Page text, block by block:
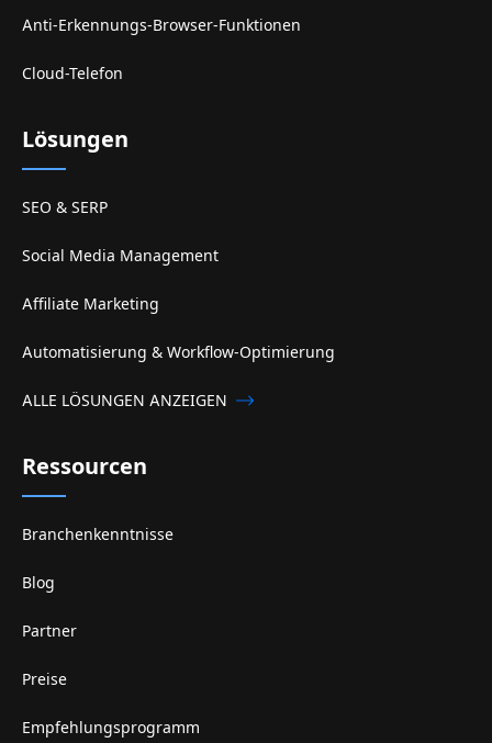
Anti-Erkennungs-Browser-Funktionen
Cloud-Telefon
Lösungen
SEO & SERP
Social Media Management
Affiliate Marketing
Automatisierung & Workflow-Optimierung
ALLE LÖSUNGEN ANZEIGEN
Ressourcen
Branchenkenntnisse
Blog
Partner
Preise
Empfehlungsprogramm